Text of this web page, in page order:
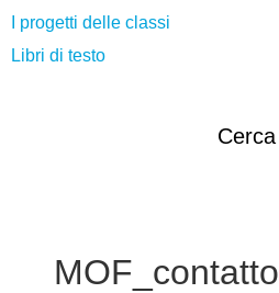
I progetti delle classi
Libri di testo
Cerca
MOF_contatto